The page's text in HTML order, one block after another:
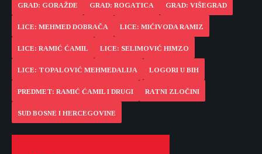
GRAD: GORAŽDE GRAD: ROGATICA GRAD: VIŠEGRAD
LICE: MEHMED DOBRAČA LICE: MIĆIVODA RAMIZ
LICE: RAMIĆ ĆAMIL LICE: SELIMOVIĆ HIMZO
LICE: TOPALOVIĆ MEHMEDALIJA LOGORI U BIH
PREDMET: RAMIĆ ĆAMIL I DRUGI RATNI ZLOČINI
SUD BOSNE I HERCEGOVINE